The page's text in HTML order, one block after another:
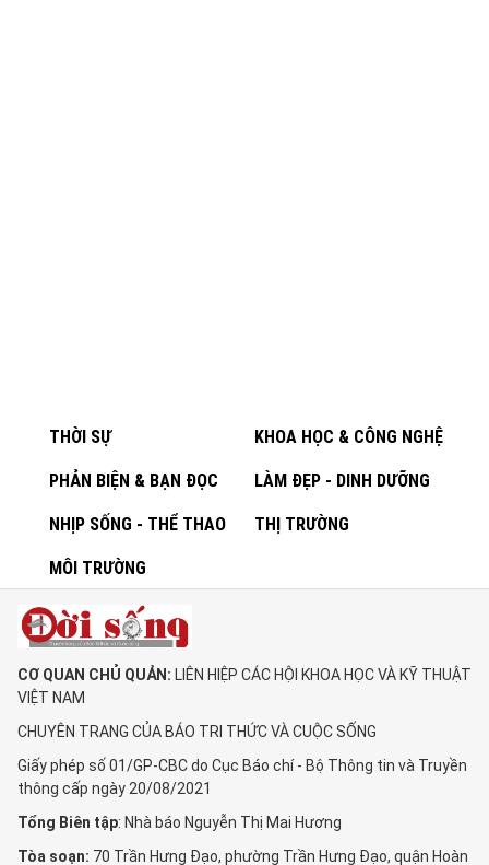
THỜI SỰ KHOA HỌC & CÔNG NGHỆ
PHẢN BIỆN & BẠN ĐỌC LÀM ĐẸP - DINH DƯỠNG
NHỊP SỐNG - THỂ THAO THỊ TRƯỜNG
MÔI TRƯỜNG
CƠ QUAN CHỦ QUẢN: LIÊN HIỆP CÁC HỘI KHOA HỌC VÀ KỸ THUẬT
VIỆT NAM
CHUYÊN TRANG CỦA BÁO TRI THỨC VÀ CUỘC SỐNG
Giấy phép số 01/GP-CBC do Cục Báo chí - Bộ Thông tin và Truyền
thông cấp ngày 20/08/2021
Tổng Biên tập: Nhà báo Nguyễn Thị Mai Hương
Tòa soạn: 70 Trần Hưng Đạo, phường Trần Hưng Đạo, quận Hoàn